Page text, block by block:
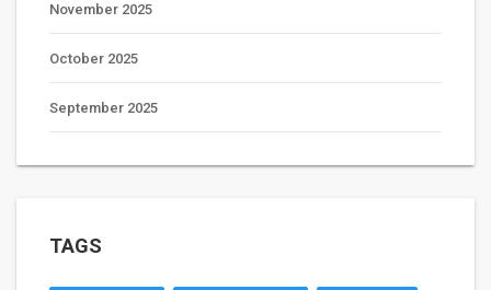
November 2025
October 2025
September 2025
TAGS